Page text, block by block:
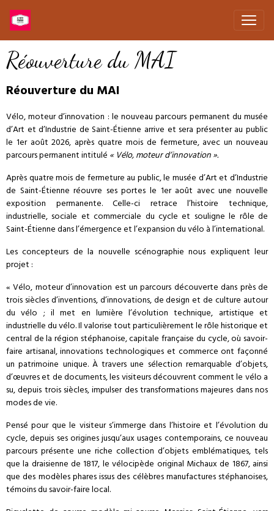
Réouverture du MAI
Réouverture du MAI
Vélo, moteur d’innovation : le nouveau parcours permanent du musée
d’Art et d’Industrie de Saint-Étienne arrive et sera présenter au public
le 1er août 2026, après quatre mois de fermeture, avec un nouveau
parcours permanent intitulé« Vélo, moteur d’innovation ».
Après quatre mois de fermeture au public, le musée d’Art et d’Industrie
de Saint-Étienne réouvre ses portes le 1er août avec une nouvelle
exposition permanente. Celle-ci retrace l’histoire technique,
industrielle, sociale et commerciale du cycle et souligne le rôle de
Saint-Étienne dans l’émergence et l’expansion du vélo à l’international.
Les concepteurs de la nouvelle scénographie nous expliquent leur
projet :
« Vélo, moteur d’innovation est un parcours découverte dans près de
trois siècles d’inventions, d’innovations, de design et de culture autour
du vélo ; il met en lumière l’évolution technique, artistique et
industrielle du vélo. Il valorise tout particulièrement le rôle historique et
central de la région stéphanoise, capitale française du cycle, où savoir-
faire artisanal, innovations technologiques et commerce ont façonné
un patrimoine unique. À travers une sélection remarquable d’objets,
d’œuvres et de documents, les visiteurs découvrent comment le vélo a
su, depuis trois siècles, impulser des transformations majeures dans nos
modes de vie.
Pensé pour que le visiteur s’immerge dans l’histoire et l’évolution du
cycle, depuis ses origines jusqu’aux usages contemporains, ce nouveau
parcours présente une riche collection d’objets emblématiques, tels
que la draisienne de 1817, le vélocipède original Michaux de 1867, ainsi
que des modèles phares issus des célèbres manufactures stéphanoises,
témoins du savoir-faire local.